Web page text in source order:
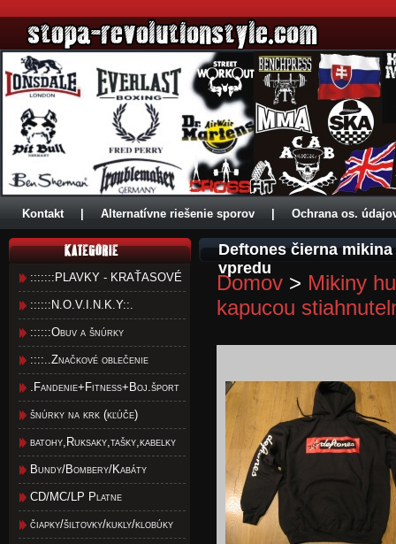
Kontakt Alternatívne riešenie sporov Ochrana os.
:::::::PLAVKY - KRAŤASOVÉ
::::::N.O.V.I.N.K.Y::.
::::::Obuv a šnúrky
::::..Značkové oblečenie
.Fandenie+Fitness+Boj.šport
šnúrky na krk (kľúče)
batohy,Ruksaky,tašky,kabelky
Bundy/Bombery/Kabáty
CD/MC/LP Platne
čiapky/šiltovky/kukly/klobúky
Deftones čierna
vpredu
Domov > Mikiny
kapucou